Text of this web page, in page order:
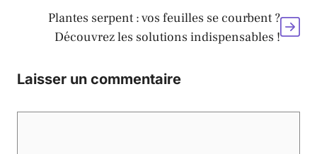
Plantes serpent : vos feuilles se courbent ?
Découvrez les solutions indispensables !
Laisser un commentaire